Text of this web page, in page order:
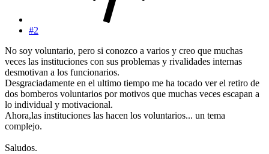
#2
No soy voluntario, pero si conozco a varios y creo que muchas
veces las instituciones con sus problemas y rivalidades internas
desmotivan a los funcionarios.
Desgraciadamente en el ultimo tiempo me ha tocado ver el retiro de
dos bomberos voluntarios por motivos que muchas veces escapan a
lo individual y motivacional.
Ahora,las instituciones las hacen los voluntarios... un tema
complejo.
Saludos.